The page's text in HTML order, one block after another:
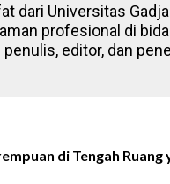
dari Universitas
profesional di
editor, dan
di Tengah Ruang